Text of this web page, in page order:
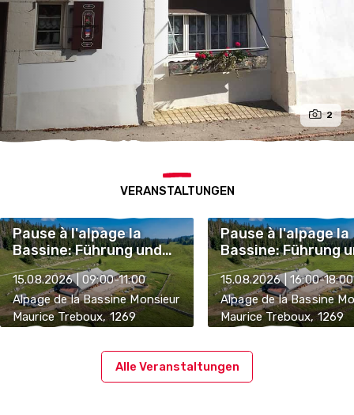
2
VERANSTALTUNGEN
Pause à l'alpage la
Bassine: Führung und
Verkostung
15.08.2026 | 09:00-11:00
Alpage de la Bassine Monsieur
Maurice Treboux, 1269
Pause à l'alpage la
Bassine: Führung
Verkostung
15.08.2026 | 16:00-18:00
Alpage de la Bassine
Maurice Treboux, 1269
Alle Veranstaltungen